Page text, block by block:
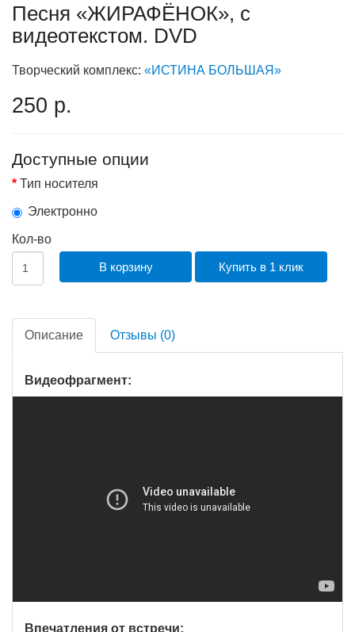
Описание Отзывы (0)
Видеофрагмент:
Впечатления от встречи:
Песня «ЖИРАФЁНОК», с
видеотекстом. DVD
Творческий комплекс: «ИСТИНА БОЛЬШАЯ»
250 р.
Доступные опции
Тип носителя
Электронно
Кол-во
В корзину Купить в 1 клик